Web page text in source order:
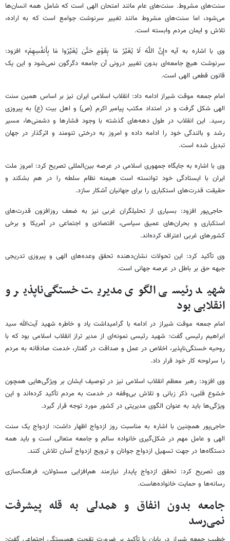
سنت‌های مشروط. سنت‌های عام مانند امتحان الهی است که شامل همه انسان‌ها
می‌شود، اما سنت‌های مشروط مانند تغییر سرنوشت جوامع است که به اراده،
تلاش و ایمان مردم وابسته است.
وی با اشاره به آیه «إِنَّ اللَّهَ لَا یُغَیِّرُ مَا بِقَوْمٍ حَتَّیٰ یُغَیِّرُوا مَا بِأَنفُسِهِمْ» افزود:
سرنوشت هیچ جامعه‌ای بدون تغییر درونی آن جامعه دگرگون نمی‌شود و این یک
قانون قطعی الهی است.
امام جمعه موقت شیراز ادامه داد: انقلاب اسلامی ایران نیز بر اساس همین سنت
الهی شکل گرفت و در امتداد مکتب پیامبر اکرم (ص) و اهل بیت (ع) به پیروزی
رسید. این انقلاب در طول دهه‌های گذشته با وجود فشارها و دشمنی‌ها، مسیر
رشد و بالندگی خود را ادامه داده و امروز به درختی تنومند و اثرگذار در جهان
تبدیل شده است.
وی با اشاره به جایگاه جمهوری اسلامی در عرصه بین‌المللی تصریح کرد: امروز ملت
ایران با ایستادگی خود توانسته است هیمنه نظام سلطه را در هم بشکند و
حقیقت قدرت‌های استکباری را برای جهانیان آشکار سازد.
حاجی‌پور افزود: بسیاری از تحلیلگران غربی نیز به ضعف روزافزون قدرت‌های
استکباری و بحران‌های عمیق سیاسی، اقتصادی و اجتماعی در آمریکا و برخی
کشورهای غربی اعتراف کرده‌اند.
وی تأکید کرد: این تحولات نشان‌دهنده تحقق وعده‌های الهی و پیروزی تدریجی
جبهه حق بر باطل در عرصه جهانی است.
شهید رئیسی الگوی مدیریت خستگی‌ناپذیر و
انقلابی بود
امام جمعه موقت شیراز در ادامه با گرامیداشت یاد و خاطره شهید آیت‌الله سید
ابراهیم رئیسی گفت: شهید رئیسی نمونه‌ای از مدیر تراز انقلاب اسلامی بود که با
روحیه خستگی‌ناپذیر، اخلاص در عمل و صداقت در گفتار، خدمت صادقانه به مردم
را سرلوحه کار خود قرار داد.
وی افزود: رهبر معظم انقلاب اسلامی نیز در توصیف ایشان بر ویژگی‌هایی همچون
خشوع قلبی، ذکر زبانی و تلاش بی‌وقفه در خدمت به مردم تأکید کرده‌اند و این
ویژگی‌ها باید به عنوان الگوی مدیریتی در کشور مورد توجه قرار گیرد.
حاجی‌پور همچنین با اشاره به مناسبت روز ازدواج اظهار داشت: ازدواج یک سنت
الهی و عامل مهم در شکل‌گیری خانواده سالم و جامعه متعالی است و باید همه
دستگاه‌ها در جهت تسهیل ازدواج جوانان و ترویج ازدواج آسان تلاش کنند.
وی تصریح کرد: تحقق ازدواج پایدار نیازمند هم‌افزایی مسئولان، فرهنگ‌سازی
رسانه‌ها و حمایت خانواده‌هاست.
جامعه بدون انفاق و همدلی به قله پیشرفت
نمی‌رسد